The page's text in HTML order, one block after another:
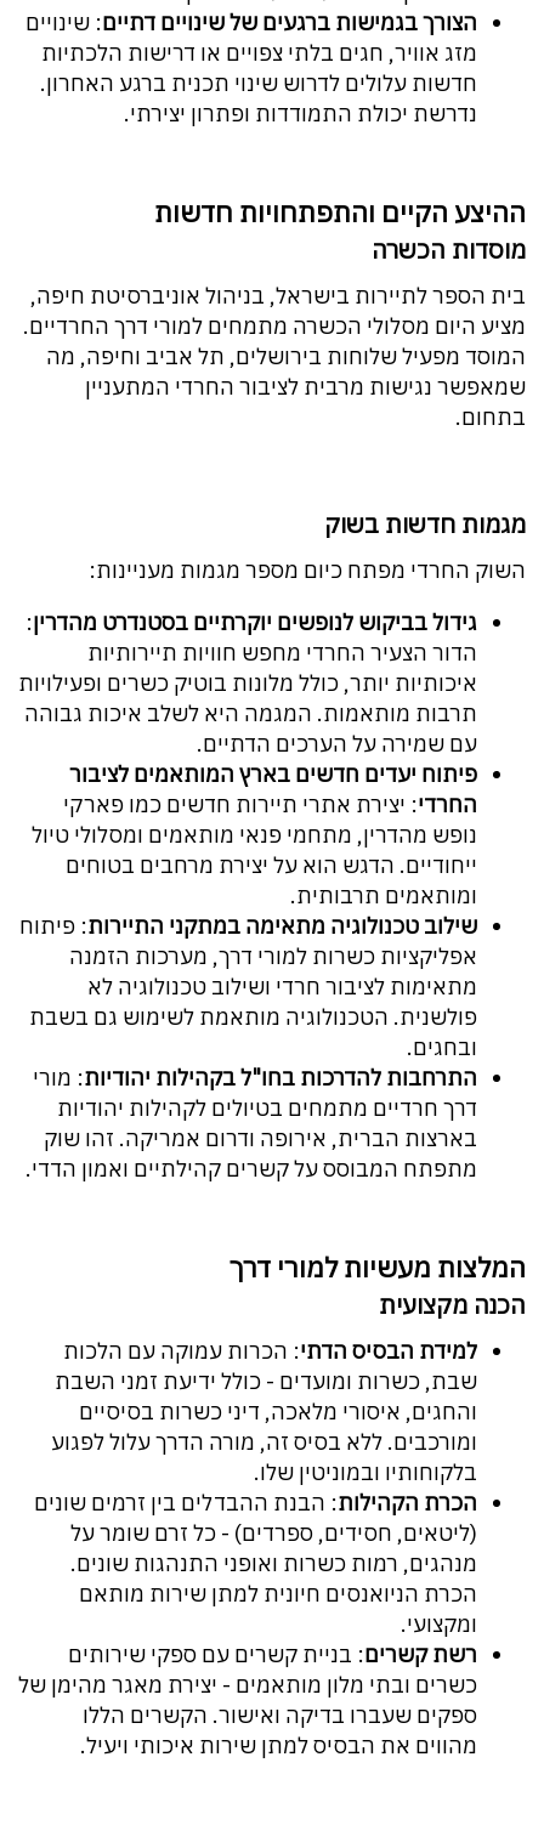
הצורך בגמישות ברגעים של שינויים דתיים: שינויים
מזג אוויר, חגים בלתי צפויים או דרישות הלכתיות
חדשות עלולים לדרוש שינוי תכנית ברגע האחרון.
נדרשת יכולת התמודדות ופתרון יצירתי.
ההיצע הקיים והתפתחויות חדשות
מוסדות הכשרה
בית הספר לתיירות בישראל, בניהול אוניברסיטת חיפה,
מציע היום מסלולי הכשרה מתמחים למורי דרך החרדיים.
המוסד מפעיל שלוחות בירושלים, תל אביב וחיפה, מה
שמאפשר נגישות מרבית לציבור החרדי המתעניין
בתחום.
מגמות חדשות בשוק
השוק החרדי מפתח כיום מספר מגמות מעניינות:
גידול בביקוש לנופשים יוקרתיים בסטנדרט מהדרין:
הדור הצעיר החרדי מחפש חוויות תיירותיות
איכותיות יותר, כולל מלונות בוטיק כשרים ופעילויות
תרבות מותאמות. המגמה היא לשלב איכות גבוהה
עם שמירה על הערכים הדתיים.
פיתוח יעדים חדשים בארץ המותאמים לציבור
החרדי: יצירת אתרי תיירות חדשים כמו פארקי
נופש מהדרין, מתחמי פנאי מותאמים ומסלולי טיול
ייחודיים. הדגש הוא על יצירת מרחבים בטוחים
ומותאמים תרבותית.
שילוב טכנולוגיה מתאימה במתקני התיירות: פיתוח
אפליקציות כשרות למורי דרך, מערכות הזמנה
מתאימות לציבור חרדי ושילוב טכנולוגיה לא
פולשנית. הטכנולוגיה מותאמת לשימוש גם בשבת
ובחגים.
התרחבות להדרכות בחו"ל בקהילות יהודיות: מורי
דרך חרדיים מתמחים בטיולים לקהילות יהודיות
בארצות הברית, אירופה ודרום אמריקה. זהו שוק
מתפתח המבוסס על קשרים קהילתיים ואמון הדדי.
המלצות מעשיות למורי דרך
הכנה מקצועית
למידת הבסיס הדתי: הכרות עמוקה עם הלכות
שבת, כשרות ומועדים - כולל ידיעת זמני השבת
והחגים, איסורי מלאכה, דיני כשרות בסיסיים
ומורכבים. ללא בסיס זה, מורה הדרך עלול לפגוע
בלקוחותיו ובמוניטין שלו.
הכרת הקהילות: הבנת ההבדלים בין זרמים שונים
(ליטאים, חסידים, ספרדים) - כל זרם שומר על
מנהגים, רמות כשרות ואופני התנהגות שונים.
הכרת הניואנסים חיונית למתן שירות מותאם
ומקצועי.
רשת קשרים: בניית קשרים עם ספקי שירותים
כשרים ובתי מלון מותאמים - יצירת מאגר מהימן של
ספקים שעברו בדיקה ואישור. הקשרים הללו
מהווים את הבסיס למתן שירות איכותי ויעיל.